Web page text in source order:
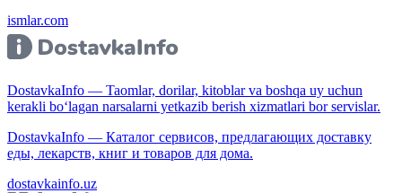
ismlar.com
DostavkaInfo — Taomlar, dorilar, kitoblar va boshqa uy uchun
kerakli bo‘lagan narsalarni yetkazib berish xizmatlari bor servislar.
DostavkaInfo — Каталог сервисов, предлагающих доставку
еды, лекарств, книг и товаров для дома.
dostavkainfo.uz